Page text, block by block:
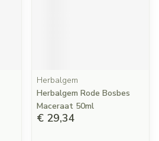
Herbalgem
Herbalgem Rode Bosbes
Maceraat 50ml
€ 29,34